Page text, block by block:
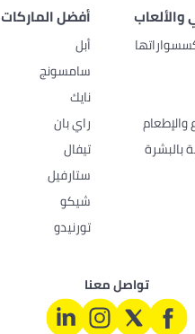
والألعاب
والإطعام
بالبشرة
أفضل الماركات
أبل
سامسونج
نايك
راي بان
تيفال
ستارفيل
شيكو
تورنيدو
تواصل معنا